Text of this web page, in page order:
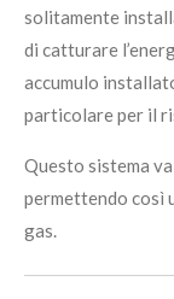
solitamente
di catturare
accumulo
particolare per il
Questo sistema
permettendo così
gas.